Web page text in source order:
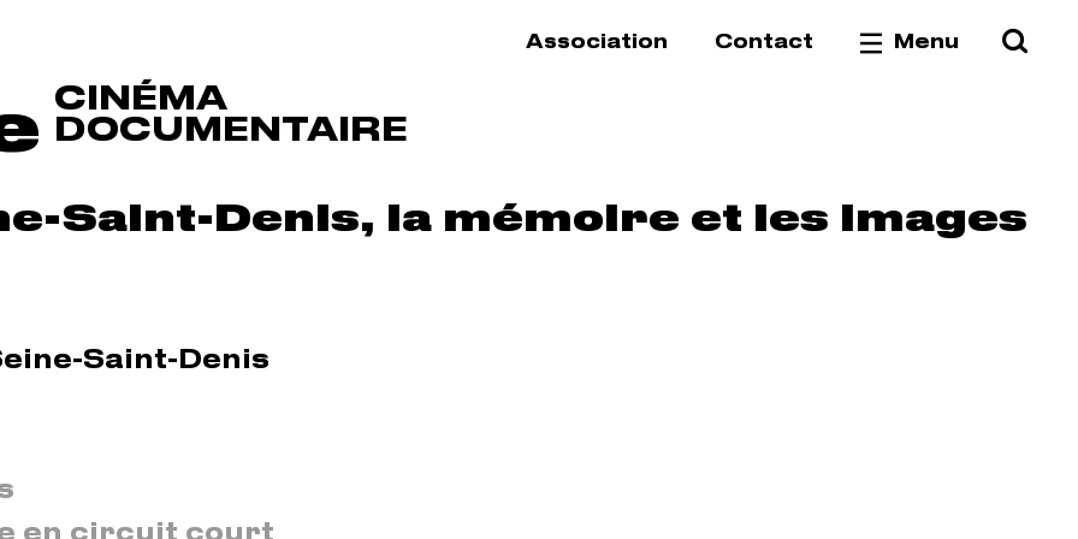
CINÉMA
DOCUMENTAIRE
Association Contact Menu
Saint-Denis, la mémoire et les images
Saint-Denis
en circuit court